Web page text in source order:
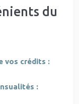
du
vos crédits :
: